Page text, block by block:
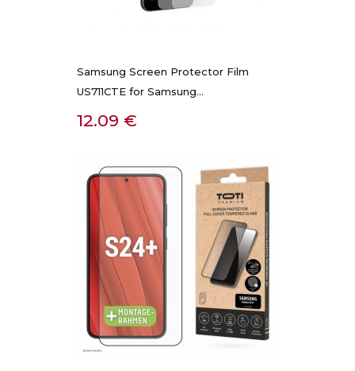
Samsung Screen Protector Film
US711CTE for Samsung...
Kaina
12.09 €